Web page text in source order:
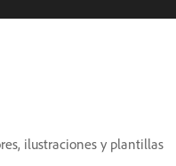
ilustraciones y plantillas